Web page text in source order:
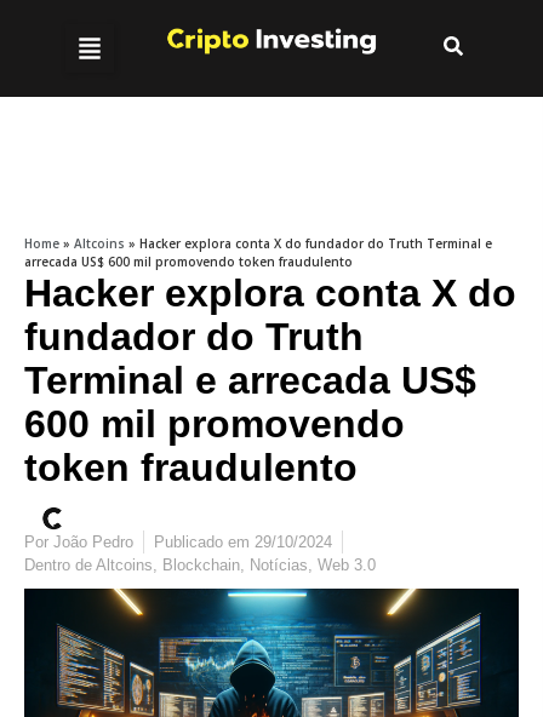
Home » Altcoins » Hacker explora conta X do fundador do Truth Terminal e
arrecada US$ 600 mil promovendo token fraudulento
Hacker explora conta X do
fundador do Truth
Terminal e arrecada US$
600 mil promovendo
token fraudulento
Por João Pedro Publicado em 29/10/2024
Dentro de Altcoins, Blockchain, Notícias, Web 3.0